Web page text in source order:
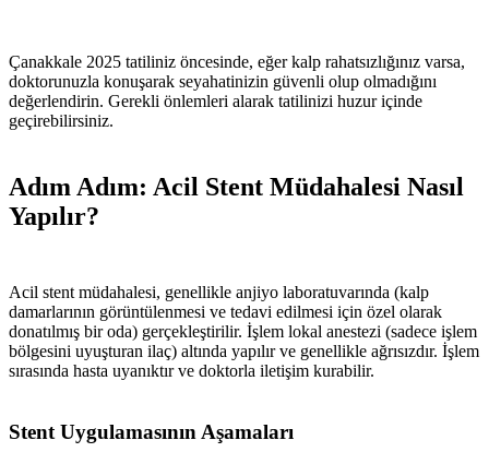
Çanakkale 2025 tatiliniz öncesinde, eğer kalp rahatsızlığınız varsa,
doktorunuzla konuşarak seyahatinizin güvenli olup olmadığını
değerlendirin. Gerekli önlemleri alarak tatilinizi huzur içinde
geçirebilirsiniz.
Adım Adım: Acil Stent Müdahalesi Nasıl
Yapılır?
Acil stent müdahalesi, genellikle anjiyo laboratuvarında (kalp
damarlarının görüntülenmesi ve tedavi edilmesi için özel olarak
donatılmış bir oda) gerçekleştirilir. İşlem lokal anestezi (sadece işlem
bölgesini uyuşturan ilaç) altında yapılır ve genellikle ağrısızdır. İşlem
sırasında hasta uyanıktır ve doktorla iletişim kurabilir.
Stent Uygulamasının Aşamaları